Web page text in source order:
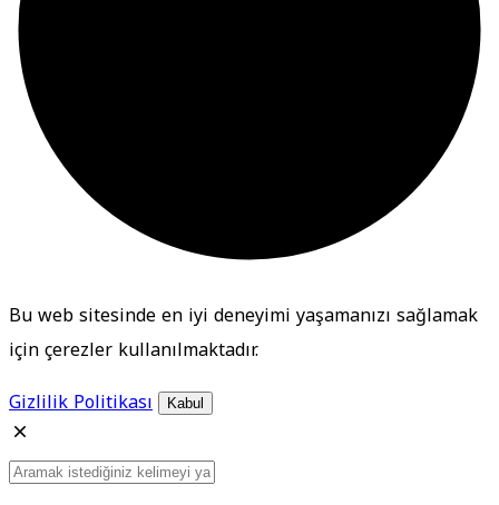
Bu web sitesinde en iyi deneyimi yaşamanızı sağlamak
için çerezler kullanılmaktadır.
Gizlilik Politikası
Kabul